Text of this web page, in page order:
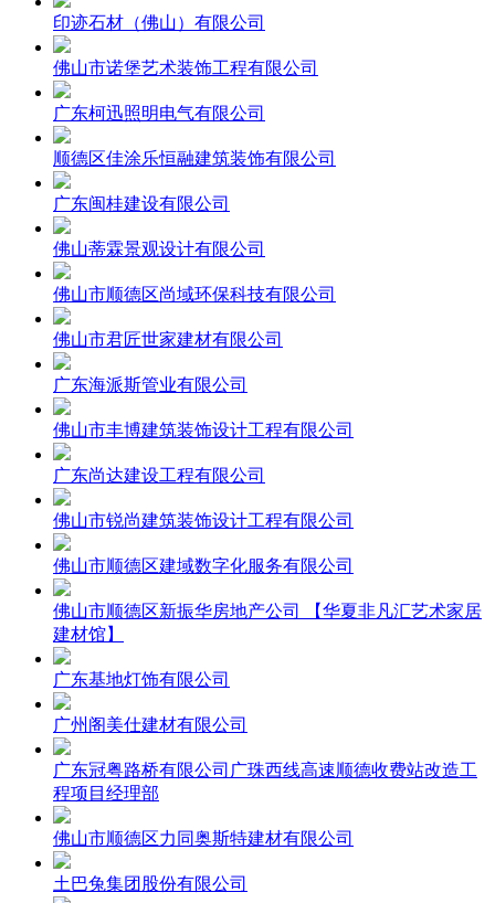
印迹石材（佛山）有限公司
佛山市诺堡艺术装饰工程有限公司
广东柯迅照明电气有限公司
顺德区佳涂乐恒融建筑装饰有限公司
广东闽桂建设有限公司
佛山蒂霖景观设计有限公司
佛山市顺德区尚域环保科技有限公司
佛山市君匠世家建材有限公司
广东海派斯管业有限公司
佛山市丰博建筑装饰设计工程有限公司
广东尚达建设工程有限公司
佛山市锐尚建筑装饰设计工程有限公司
佛山市顺德区建域数字化服务有限公司
佛山市顺德区新振华房地产公司 【华夏非凡汇艺术家居
建材馆】
广东基地灯饰有限公司
广州阁美仕建材有限公司
广东冠粤路桥有限公司广珠西线高速顺德收费站改造工
程项目经理部
佛山市顺德区力同奥斯特建材有限公司
土巴兔集团股份有限公司